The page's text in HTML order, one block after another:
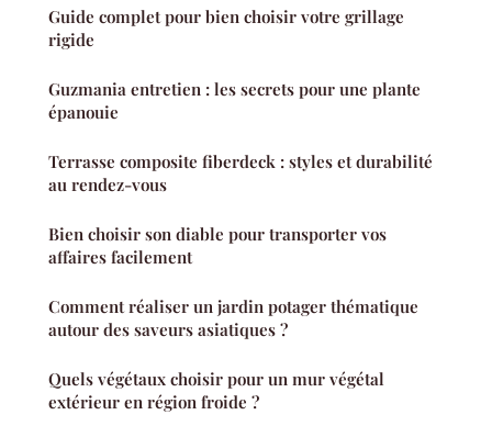
Guide complet pour bien choisir votre grillage
rigide
Guzmania entretien : les secrets pour une plante
épanouie
Terrasse composite fiberdeck : styles et durabilité
au rendez-vous
Bien choisir son diable pour transporter vos
affaires facilement
Comment réaliser un jardin potager thématique
autour des saveurs asiatiques ?
Quels végétaux choisir pour un mur végétal
extérieur en région froide ?